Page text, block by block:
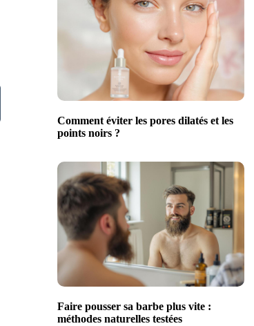
Comment éviter les pores dilatés et les
points noirs ?
Faire pousser sa barbe plus vite :
méthodes naturelles testées